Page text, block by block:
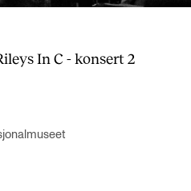
In C - konsert 2